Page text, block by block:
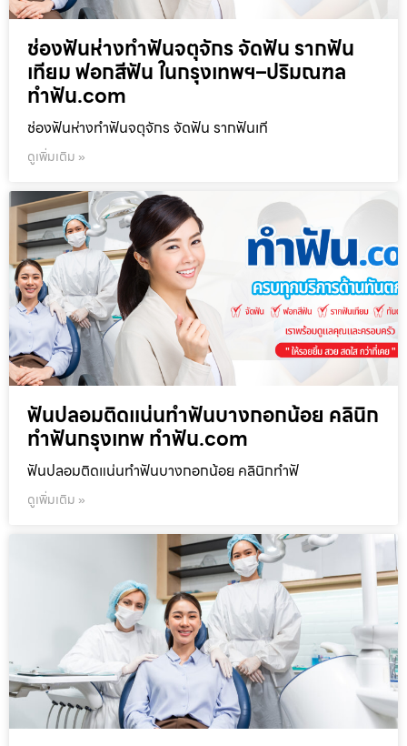
ช่องฟันห่างทำฟันจตุจักร จัดฟัน รากฟัน
เทียม ฟอกสีฟัน ในกรุงเทพฯ–ปริมณฑล
ทำฟัน.com
ช่องฟันห่างทำฟันจตุจักร จัดฟัน รากฟันเที
ดูเพิ่มเติม »
ฟันปลอมติดแน่นทำฟันบางกอกน้อย คลินิก
ทำฟันกรุงเทพ ทำฟัน.com
ฟันปลอมติดแน่นทำฟันบางกอกน้อย คลินิกทำฟั
ดูเพิ่มเติม »